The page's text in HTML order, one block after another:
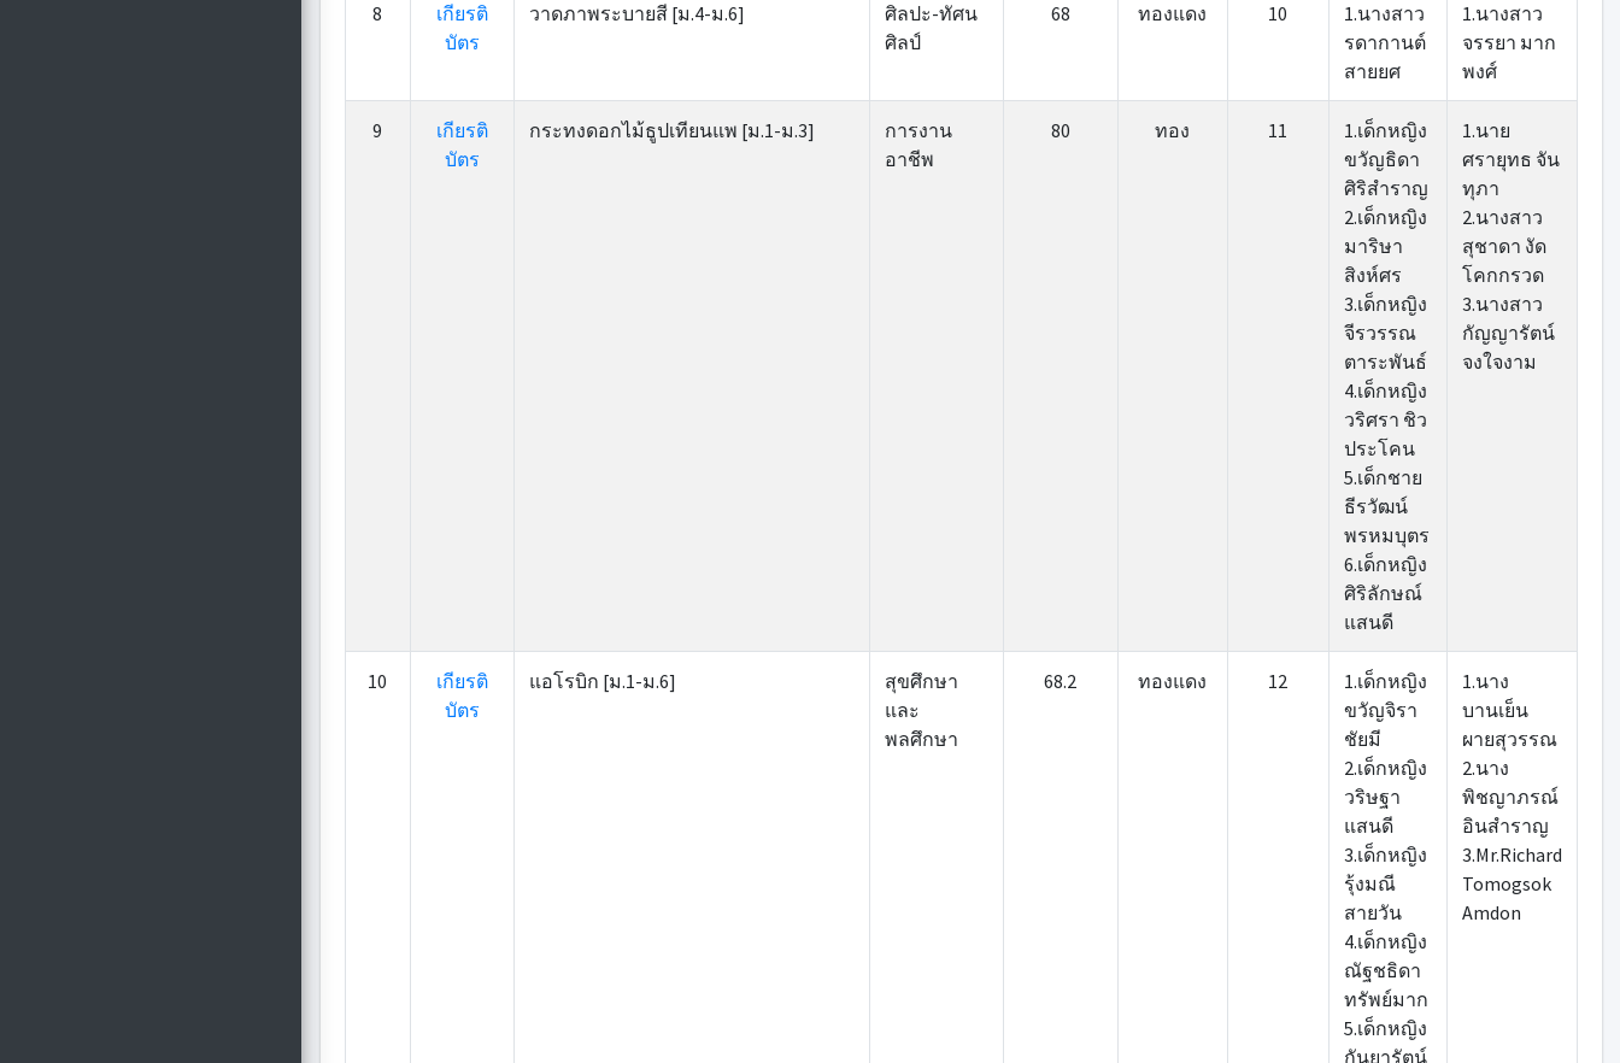
8
เกียรติ
บัตร
วาดภาพระบายสี [ม.4-ม.6]
ศิลปะ-ทัศน
ศิลป์
68 ทองแดง 10
1.นางสาว
รดากานต์
สายยศ
1.นางสาว
จรรยา มาก
พงศ์
9
เกียรติ
บัตร
กระทงดอกไม้ธูปเทียนแพ [ม.1-ม.3]
การงาน
อาชีพ
80 ทอง 11
1.เด็กหญิง
ขวัญธิดา
ศิริสำราญ
2.เด็กหญิง
มาริษา
สิงห์ศร
3.เด็กหญิง
จีรวรรณ
ตาระพันธ์
4.เด็กหญิง
วริศรา ชิว
ประโคน
5.เด็กชาย
ธีรวัฒน์
พรหมบุตร
6.เด็กหญิง
ศิริลักษณ์
แสนดี
1.นาย
ศรายุทธ จัน
ทุภา
2.นางสาว
สุชาดา งัด
โคกกรวด
3.นางสาว
กัญญารัตน์
จงใจงาม
10
เกียรติ
บัตร
แอโรบิก [ม.1-ม.6]
สุขศึกษา
และ
พลศึกษา
68.2 ทองแดง 12
1.เด็กหญิง
ขวัญจิรา
ชัยมี
2.เด็กหญิง
วริษฐา
แสนดี
3.เด็กหญิง
รุ้งมณี
สายวัน
4.เด็กหญิง
ณัฐชธิดา
ทรัพย์มาก
5.เด็กหญิง
กันยารัตน์
1.นาง
บานเย็น
ผายสุวรรณ
2.นาง
พิชญาภรณ์
อินสำราญ
3.Mr.Richard
Tomogsok
Amdon